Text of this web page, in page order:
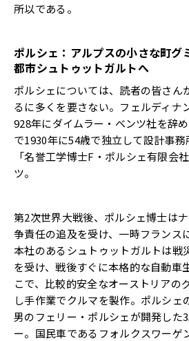
所以である。
ポルシェ：アルプスの小さな町グ
都市シュトゥットガルトへ
ポルシェについては、読者の皆さん
るに多くを要さない。フェルディナ
928年にダイムラー・ベンツ社を辞
で1930年に54歳で独立して設計事
「名誉工学博士F・ポルシェ有限会
ツ。
第2次世界大戦後、ポルシェ博士は
争責任の追及を受け、一時フランス
本社のあるシュトゥットガルトは戦
を受け、戦後すぐに本格的な自動車
こで、比較的安全なオーストリアの
し手作業でクルマを製作。ポルシェ
男のフェリー・ポルシェが開発した
ー。国民車であるフォルクスワーゲ